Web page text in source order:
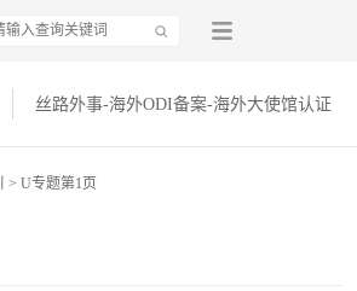
丝路外事-海外ODI备案-海外大使馆认证
> U专题第1页